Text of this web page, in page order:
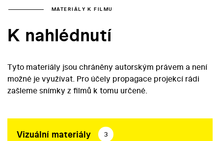
MATERIÁLY K FILMU
K nahlédnutí
Tyto materiály jsou chráněny autorským právem a není
možné je využívat. Pro účely propagace projekcí rádi
zašleme snímky z filmů k tomu určené.
Vizuální materiály 3